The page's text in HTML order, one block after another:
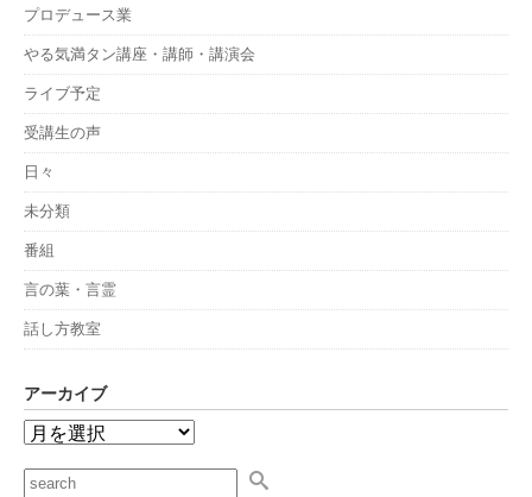
プロデュース業
やる気満タン講座・講師・講演会
ライブ予定
受講生の声
日々
未分類
番組
言の葉・言霊
話し方教室
アーカイブ